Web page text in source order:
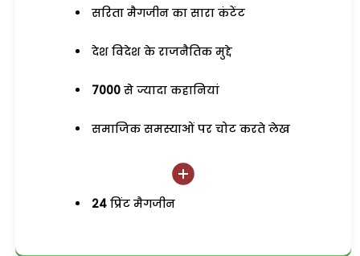
सरिता मैगजीन का सारा कंटेंट
देश विदेश के राजनैतिक मुद्दे
7000 से ज्यादा कहानियां
समाजिक समस्याओं पर चोट करते लेख
24 प्रिंट मैगजीन